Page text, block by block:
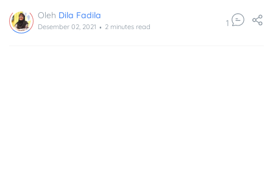
Oleh Dila Fadila
Desember 02, 2021 . 2 minutes read 1